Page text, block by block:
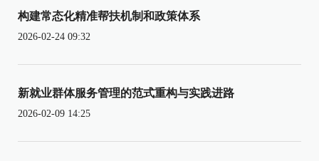
构建常态化精准帮扶机制和政策体系
2026-02-24 09:32
新就业群体服务管理的范式重构与实践进路
2026-02-09 14:25